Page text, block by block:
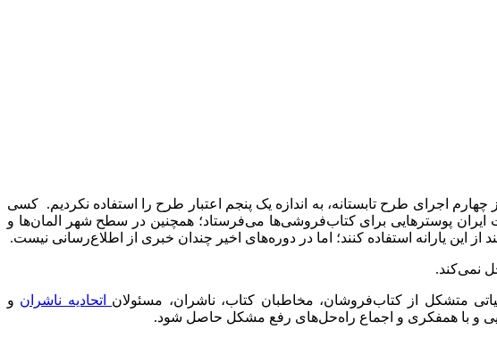
اجرای طرح تابستانه، به اندازه یک پنجم اعتبار طرح را استفاده نکردیم. کسی
پوسترهایی برای کتاب‌فروشی‌ها می‌فرستاد؛ همچنین در سطح شهر المان‌ها و
این یارانه استفاده کنند؛ اما در دوره‌های اخیر چندان خبری از اطلاع‌رسانی نیست.
نمی‌کند.
متشکل از کتاب‌فروشان، مخاطبان کتاب، ناشران، مسئولان اتحادیه ناشران و
و با همفکری و اجماع راه‌حل‌های رفع مشکل حاصل شود.